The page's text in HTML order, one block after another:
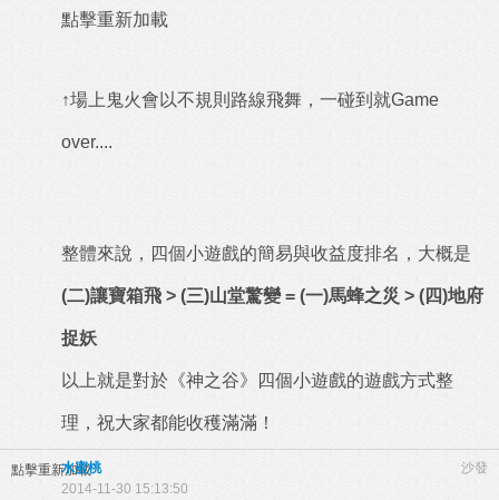
點擊重新加載
↑場上鬼火會以不規則路線飛舞，一碰到就Game
over....
整體來說，四個小遊戲的簡易與收益度排名，大概是
(二)讓寶箱飛 > (三)山堂驚變= (一)馬蜂之災 > (四)地府
捉妖
以上就是對於《神之谷》四個小遊戲的遊戲方式整
理，祝大家都能收穫滿滿！
點擊重新加載 沙發
水蜜桃
2014-11-30 15:13:50